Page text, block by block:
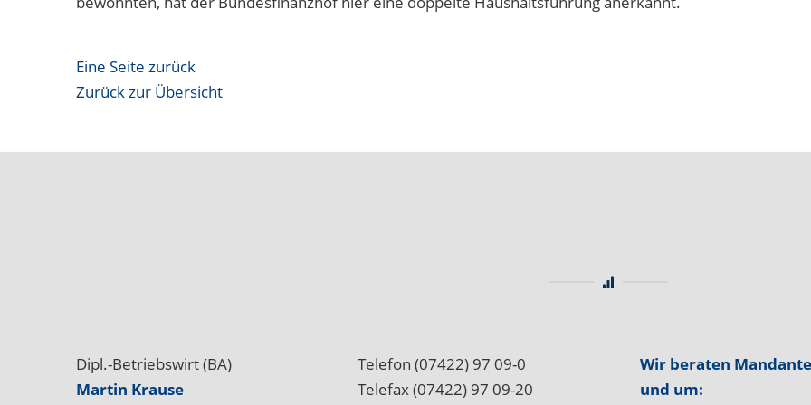
Eine Seite zurück
Zurück zur Übersicht
Dipl.-Betriebswirt (BA)
Martin Krause
Telefon (07422) 97 09-0
Telefax (07422) 97 09-20
Wir beraten
und um: